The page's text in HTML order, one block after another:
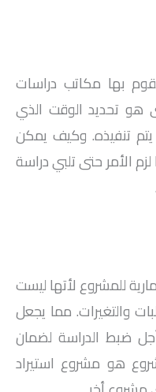
بها مكاتب دراسات
هو تحديد الوقت الذي
تنفيذه. وكيف يمكن
لزم الأمر حتى تلبي دراسة
للمشروع لأتها ليست
والتغيرات. مما يجعل
ضبط الدراسة لضمان
هو مشروع استيراد